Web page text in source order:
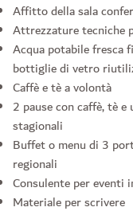
Affitto della sala
Attrezzature tecniche
Acqua potabile fresca
bottiglie di vetro
Caffè e tè a volontà
2 pause con caffè, tè
stagionali
Buffet o menu di 3
regionali
Consulente per eventi
Materiale per scrivere